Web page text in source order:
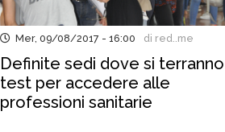
Mer, 09/08/2017 - 16:00 di red..me
Definite sedi dove si terranno
test per accedere alle
professioni sanitarie